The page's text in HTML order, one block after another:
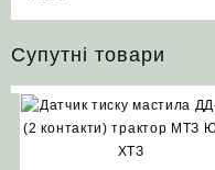
Супутні товари